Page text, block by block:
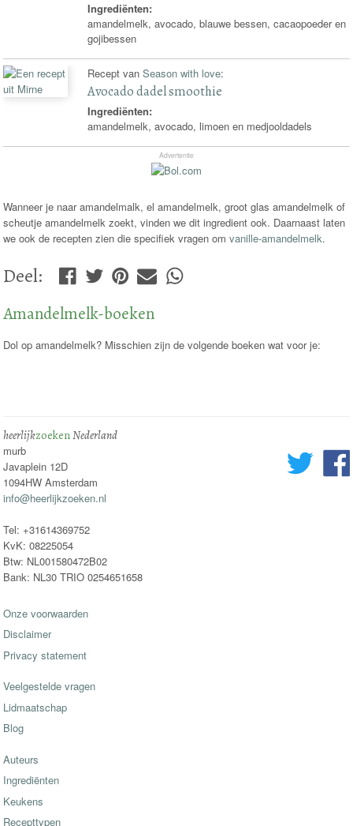
Ingrediënten:
amandelmelk, avocado, blauwe bessen, cacaopoeder en
gojibessen
Recept vanSeason with love:
Avocado dadel smoothie
Ingrediënten:
amandelmelk, avocado, limoen en medjooldadels
Advertentie
Wanneer je naar amandelmalk, el amandelmelk, groot glas amandelmelk of
scheutje amandelmelk zoekt, vinden we dit ingredient ook. Daarnaast laten
we ook de recepten zien die specifiek vragen omvanille-amandelmelk.
Deel:
Amandelmelk-boeken
Dol op amandelmelk? Misschien zijn de volgende boeken wat voor je:
heerlijkzoekenNederland
murb
Javaplein 12D
1094HW Amsterdam
info@heerlijkzoeken.nl
Tel: +31614369752
KvK: 08225054
Btw: NL001580472B02
Bank: NL30 TRIO 0254651658
Onze voorwaarden
Disclaimer
Privacy statement
Veelgestelde vragen
Lidmaatschap
Blog
Auteurs
Ingrediënten
Keukens
Recepttypen